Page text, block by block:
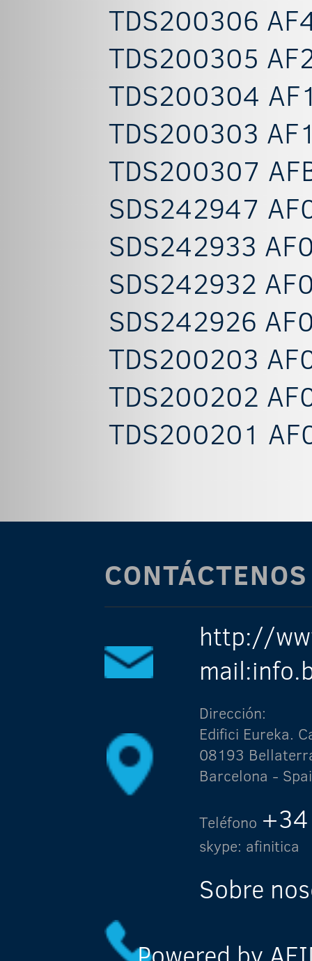
TDS200306
TDS200305
TDS200304
TDS200303
TDS200307
SDS242947
SDS242933
SDS242932
SDS242926
TDS200203
TDS200202
TDS200201
CONTÁCTENOS
http://
Dirección:
Edifici Eureka.
08193
Barcelona -
Teléfono
skype: afinitica
Sobre
Powered by